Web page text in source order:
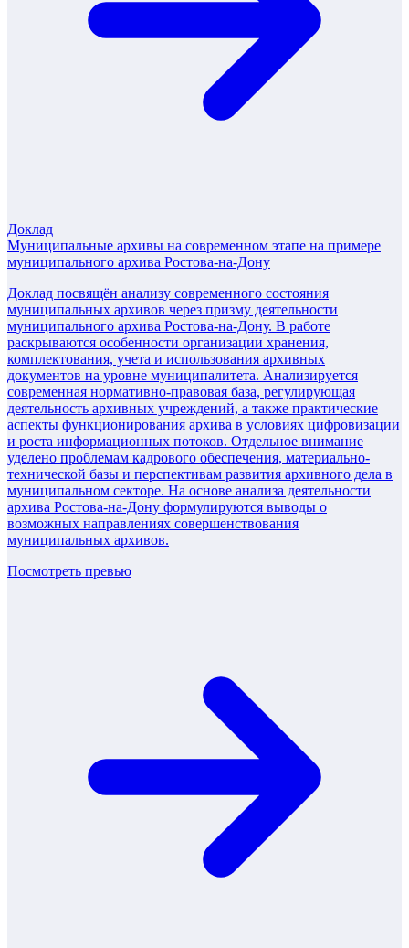
Доклад
Муниципальные архивы на современном этапе на примере
муниципального архива Ростова-на-Дону
Доклад посвящён анализу современного состояния
муниципальных архивов через призму деятельности
муниципального архива Ростова-на-Дону. В работе
раскрываются особенности организации хранения,
комплектования, учета и использования архивных
документов на уровне муниципалитета. Анализируется
современная нормативно-правовая база, регулирующая
деятельность архивных учреждений, а также практические
аспекты функционирования архива в условиях цифровизации
и роста информационных потоков. Отдельное внимание
уделено проблемам кадрового обеспечения, материально-
технической базы и перспективам развития архивного дела в
муниципальном секторе. На основе анализа деятельности
архива Ростова-на-Дону формулируются выводы о
возможных направлениях совершенствования
муниципальных архивов.
Посмотреть превью